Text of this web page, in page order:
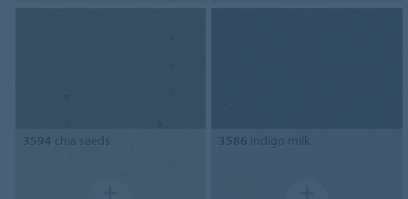
3594 chia seeds 3586 indigo milk